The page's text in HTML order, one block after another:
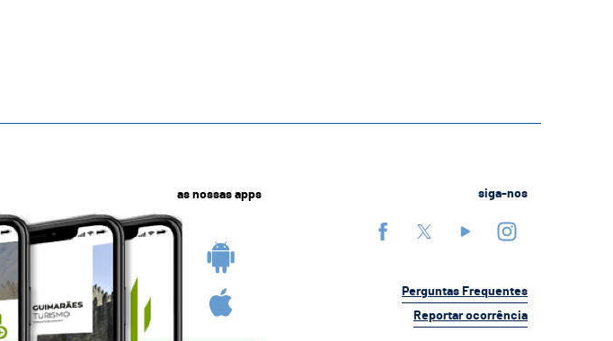
as nossas apps siga-nos
Perguntas Frequentes
Reportar ocorrência